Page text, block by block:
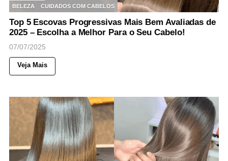
BELEZA
CUIDADOS COM CABELOS
Top 5 Escovas Progressivas Mais Bem Avaliadas de
2025 – Escolha a Melhor Para o Seu Cabelo!
07/07/2025
Veja Mais